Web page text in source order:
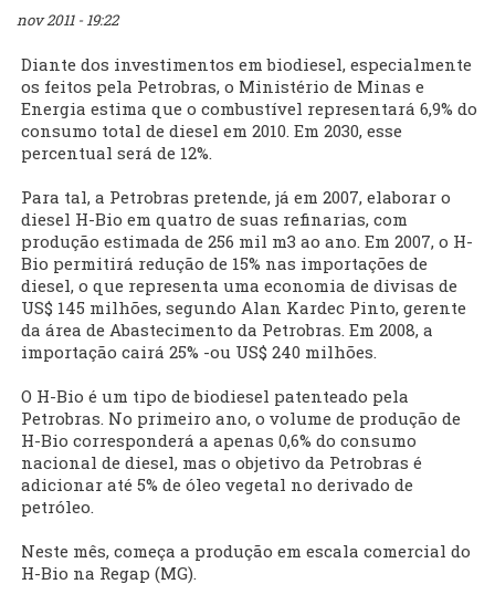
nov 2011 - 19:22
Diante dos investimentos em biodiesel, especialmente
os feitos pela Petrobras, o Ministério de Minas e
Energia estima que o combustível representará 6,9% do
consumo total de diesel em 2010. Em 2030, esse
percentual será de 12%.
Para tal, a Petrobras pretende, já em 2007, elaborar o
diesel H-Bio em quatro de suas refinarias, com
produção estimada de 256 mil m3 ao ano. Em 2007, o H-
Bio permitirá redução de 15% nas importações de
diesel, o que representa uma economia de divisas de
US$ 145 milhões, segundo Alan Kardec Pinto, gerente
da área de Abastecimento da Petrobras. Em 2008, a
importação cairá 25% -ou US$ 240 milhões.
O H-Bio é um tipo de biodiesel patenteado pela
Petrobras. No primeiro ano, o volume de produção de
H-Bio corresponderá a apenas 0,6% do consumo
nacional de diesel, mas o objetivo da Petrobras é
adicionar até 5% de óleo vegetal no derivado de
petróleo.
Neste mês, começa a produção em escala comercial do
H-Bio na Regap (MG).